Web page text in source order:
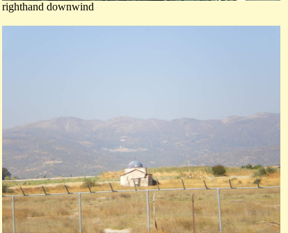
righthand downwind